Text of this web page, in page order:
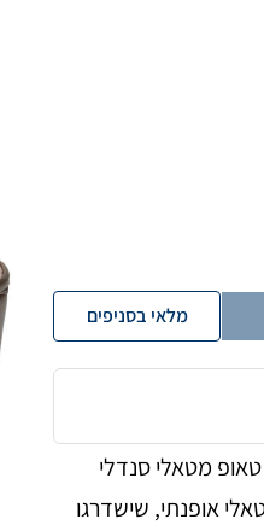
מלאי בסניפים
מטאלי סנדלי
אופנתי, שישדרגו